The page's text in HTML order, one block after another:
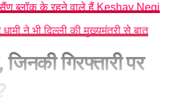
ब्लॉक के रहने वाले हैं Keshav Negi
ने भी दिल्ली की मुख्यमंत्री से बात
गिरफ्तारी पर